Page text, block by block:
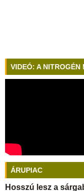
VIDEÓ: A NITROGÉN
ÁRUPIAC
Hosszú lesz a